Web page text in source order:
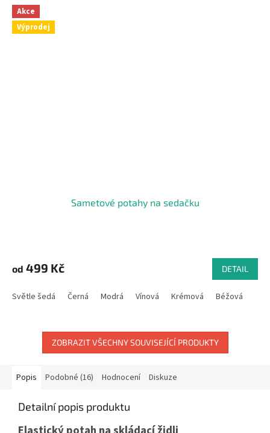
Akce
Výprodej
Sametové potahy na sedačku
od 499 Kč DETAIL
Světle šedá Černá Modrá Vínová Krémová Béžová
ZOBRAZIT VŠECHNY SOUVISEJÍCÍ PRODUKTY
Popis Podobné (16) Hodnocení Diskuze
Detailní popis produktu